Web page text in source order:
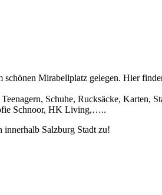
Mirabellplatz gelegen. Hier
Schuhe, Rucksäcke,
Schnoor, HK Living,…..
innerhalb Salzburg Stadt zu!